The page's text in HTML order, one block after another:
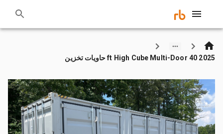
2025 40 ft High Cube Multi-Door حاويات تخزين